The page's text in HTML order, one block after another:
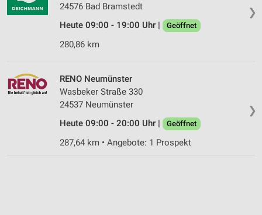
❯
24576 Bad Bramstedt
Heute 09:00 - 19:00 Uhr |
Geöffnet
280,86 km
❯
RENO Neumünster
Wasbeker Straße 330
24537 Neumünster
Heute 09:00 - 20:00 Uhr |
Geöffnet
287,64 km • Angebote: 1 Prospekt